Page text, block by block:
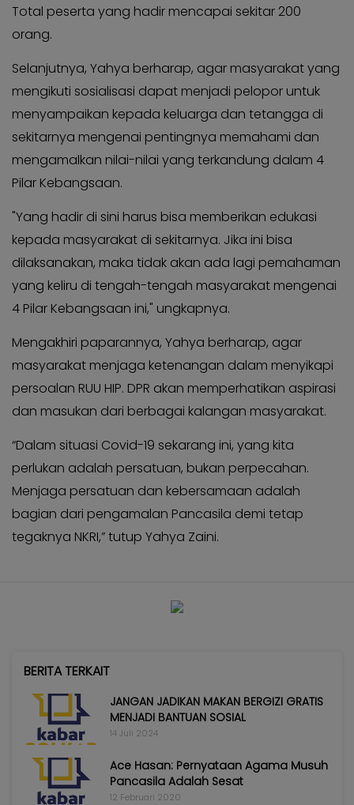
Total peserta yang hadir mencapai sekitar 200
orang.
Selanjutnya, Yahya berharap, agar masyarakat yang
mengikuti sosialisasi dapat menjadi pelopor untuk
menyampaikan kepada keluarga dan tetangga di
sekitarnya mengenai pentingnya memahami dan
mengamalkan nilai-nilai yang terkandung dalam 4
Pilar Kebangsaan.
"Yang hadir di sini harus bisa memberikan edukasi
kepada masyarakat di sekitarnya. Jika ini bisa
dilaksanakan, maka tidak akan ada lagi pemahaman
yang keliru di tengah-tengah masyarakat mengenai
4 Pilar Kebangsaan ini," ungkapnya.
Mengakhiri paparannya, Yahya berharap, agar
masyarakat menjaga ketenangan dalam menyikapi
persoalan RUU HIP. DPR akan memperhatikan aspirasi
dan masukan dari berbagai kalangan masyarakat.
“Dalam situasi Covid-19 sekarang ini, yang kita
perlukan adalah persatuan, bukan perpecahan.
Menjaga persatuan dan kebersamaan adalah
bagian dari pengamalan Pancasila demi tetap
tegaknya NKRI,” tutup Yahya Zaini.
BERITA TERKAIT
JANGAN JADIKAN MAKAN BERGIZI GRATIS
MENJADI BANTUAN SOSIAL
14 Juli 2024
Ace Hasan: Pernyataan Agama Musuh
Pancasila Adalah Sesat
12 Februari 2020